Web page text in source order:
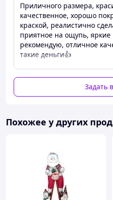
Приличного размера,
качественное, хорошо
краской, реалистично
приятное на ощупь, яркие
рекомендую, отличное
такие деньги👍
Преимущества
Реалистично сделано
Задать
Похожее у других